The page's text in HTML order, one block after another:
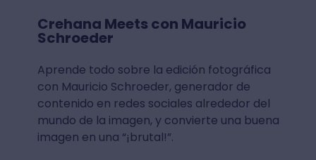
Crehana Meets con Mauricio
Schroeder
Aprende todo sobre la edición fotográfica
con Mauricio Schroeder, generador de
contenido en redes sociales alrededor del
mundo de la imagen, y convierte una buena
imagen en una “¡brutal!”.